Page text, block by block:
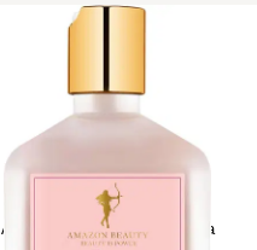
Avaa tuotekuva suurennettuna